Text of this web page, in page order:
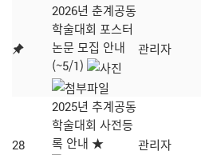
2026년 춘계공동
학술대회 포스터
논문 모집 안내
(~5/1)
관리자
28
2025년 추계공동
학술대회 사전등
록 안내 ★
관리자